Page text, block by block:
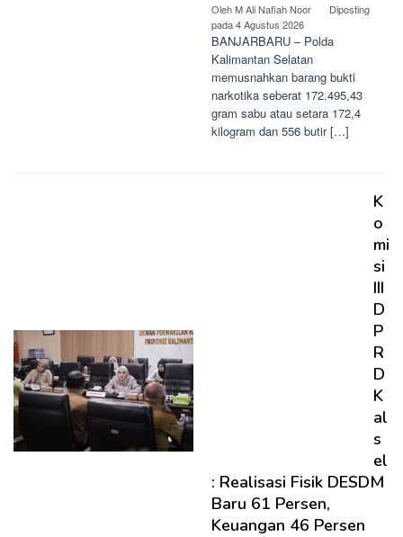
OlehM Ali Nafiah Noor
Diposting
pada4 Agustus 2026
BANJARBARU – Polda
Kalimantan Selatan
memusnahkan barang bukti
narkotika seberat 172.495,43
gram sabu atau setara 172,4
kilogram dan 556 butir […]
K
o
mi
si
III
D
P
R
D
K
al
s
el
: Realisasi Fisik DESDM
Baru 61 Persen,
Keuangan 46 Persen